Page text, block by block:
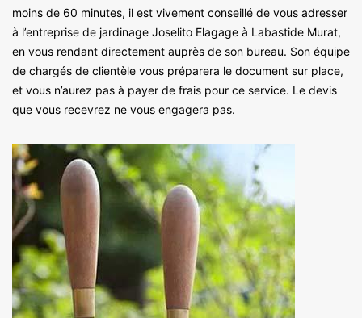
moins de 60 minutes, il est vivement conseillé de vous adresser
à l’entreprise de jardinage Joselito Elagage à Labastide Murat,
en vous rendant directement auprès de son bureau. Son équipe
de chargés de clientèle vous préparera le document sur place,
et vous n’aurez pas à payer de frais pour ce service. Le devis
que vous recevrez ne vous engagera pas.